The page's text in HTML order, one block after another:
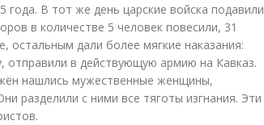
года. В тот же день царские войска подавили
в количестве 5 человек повесили, 31
остальным дали более мягкие наказания:
отправили в действующую армию на Кавказ.
нашлись мужественные женщины,
разделили с ними все тяготы изгнания. Эти